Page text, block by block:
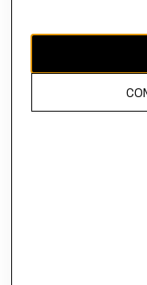
El contenido de esta
propiedad de H&M